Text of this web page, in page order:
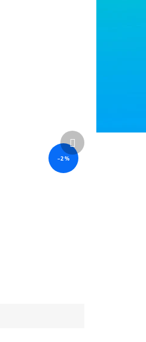
–2 %
Další
produkt